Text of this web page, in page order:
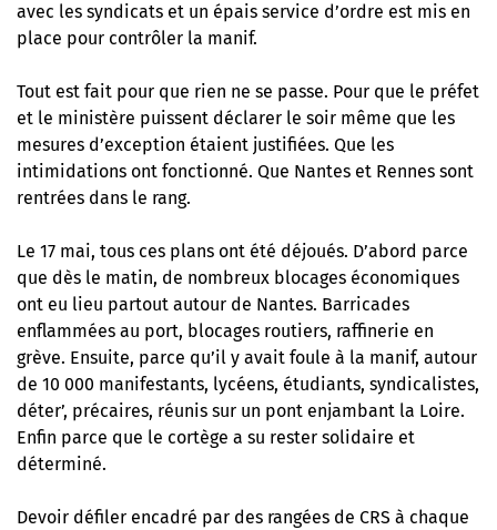
avec les syndicats et un épais service d’ordre est mis en
place pour contrôler la manif.
Tout est fait pour que rien ne se passe. Pour que le préfet
et le ministère puissent déclarer le soir même que les
mesures d’exception étaient justifiées. Que les
intimidations ont fonctionné. Que Nantes et Rennes sont
rentrées dans le rang.
Le 17 mai, tous ces plans ont été déjoués. D’abord parce
que dès le matin, de nombreux blocages économiques
ont eu lieu partout autour de Nantes. Barricades
enflammées au port, blocages routiers, raffinerie en
grève. Ensuite, parce qu’il y avait foule à la manif, autour
de 10 000 manifestants, lycéens, étudiants, syndicalistes,
déter’, précaires, réunis sur un pont enjambant la Loire.
Enfin parce que le cortège a su rester solidaire et
déterminé.
Devoir défiler encadré par des rangées de CRS à chaque